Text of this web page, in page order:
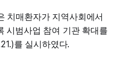
치매환자가 지역사회에서
시범사업 참여 기관 확대를
를 실시하였다.